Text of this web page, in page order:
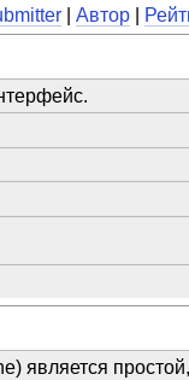
Автор
является